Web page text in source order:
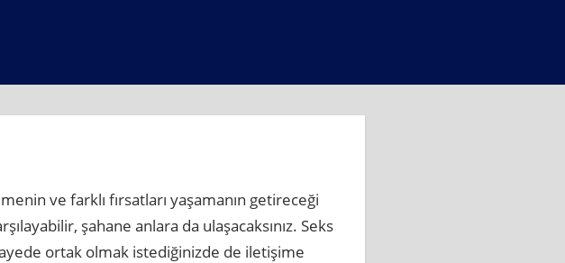
ve farklı fırsatları yaşamanın getireceği
şahane anlara da ulaşacaksınız. Seks
ortak olmak istediğinizde de iletişime